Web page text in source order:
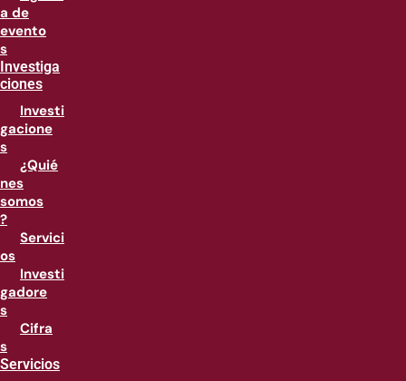
a de
evento
s
Investiga
ciones
Investi
gacione
s
¿Quié
nes
somos
?
Servici
os
Investi
gadore
s
Cifra
s
Servicios